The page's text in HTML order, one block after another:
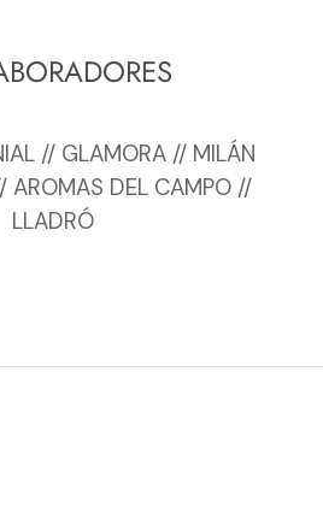
// GLAMORA // MILÁN
AROMAS DEL CAMPO //
LLADRÓ